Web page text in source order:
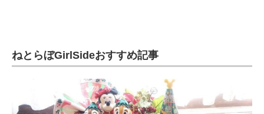
ねとらぼGirlSideおすすめ記事